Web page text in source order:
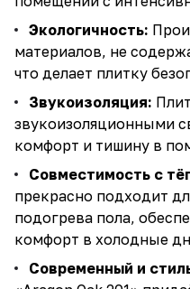
Экологичность:
материалов, не
что делает плитку
Звукоизоляция:
звукоизоляционными
комфорт и тишину в
Совместимость с
прекрасно подходит
подогрева пола,
комфорт в холодные
Современный и